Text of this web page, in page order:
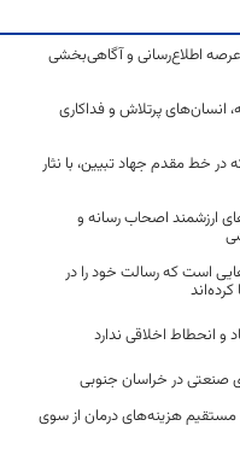
اطلاع‌رسانی و آگاهی‌بخشی
انسان‌های پرتلاش و فداکاری
خط مقدم جهاد تبیین، با نثار
ارزشمند اصحاب رسانه و
است که رسالت خود را در
انحطاط اخلاقی ندارد
صنعتی در خراسان جنوبی
هزینه‌های درمان از سوی